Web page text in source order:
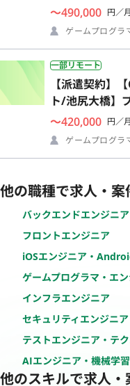
〜490,000 円／月
ゲームプログラ
一部リモート
【派遣契約】
ト/池尻大橋】
〜420,000 円／月
ゲームプログラ
他の職種で求人・案
バックエンドエンジニア
フロントエンジニア
iOSエンジニア・
ゲームプログラマ・エ
インフラエンジニア
セキュリティエンジニア
テストエンジニア・テ
AIエンジニア・機械学
他のスキルで求人・